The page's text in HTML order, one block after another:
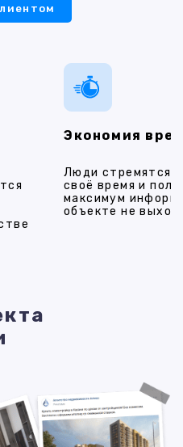
Экономия
Люди стремятся
своё время и
максимум
объекте не